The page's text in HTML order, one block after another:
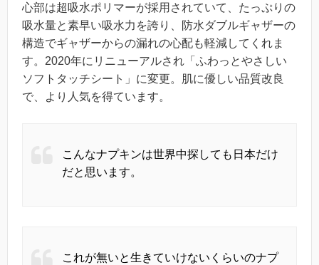
心部は超吸水ポリマーが採用されていて、たっぷりの
吸水量と素早い吸水力を誇り、防水ダブルギャザーの
構造でギャザーからの漏れの心配も軽減してくれま
す。2020年にリニューアルされ「ふわっとやさしい
ソフトタッチシート」に変更。肌に優しい品質改良
で、より人気を得ています。
こんなナプキンは世界中探しても日本だけ
だと思います。
これが無いと生きていけないくらいのナプ